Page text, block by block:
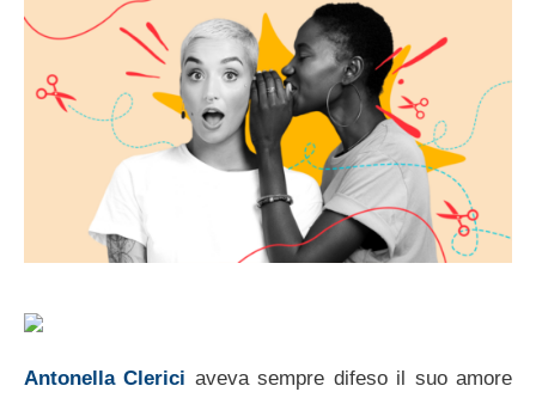
Antonella Clerici aveva sempre difeso il suo amore